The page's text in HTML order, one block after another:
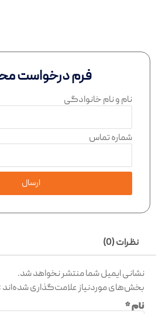
فرم درخواست
نام و نام خانوادگی
شماره تماس
ارسال
نظرات (0)
نشانی ایمیل شما منتشر نخواهد شد.
بخش‌های موردنیاز علامت‌گذاری شده‌اند
نام*